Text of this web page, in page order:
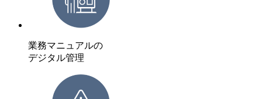
業務マニュアルの
デジタル管理